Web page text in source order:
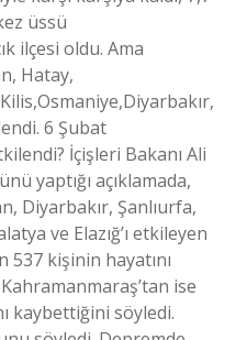
üssü
ilçesi oldu. Ama
Hatay,
6 Şubat
İçişleri Bakanı Ali
yaptığı açıklamada,
Diyarbakır, Şanlıurfa,
ve Elazığ’ı etkileyen
kişinin hayatını
ise
kaybettiğini söyledi.